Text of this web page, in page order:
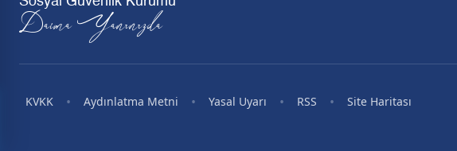
Daima Yanınızda
KVKK • Aydınlatma Metni • Yasal Uyarı • RSS • Site Haritası